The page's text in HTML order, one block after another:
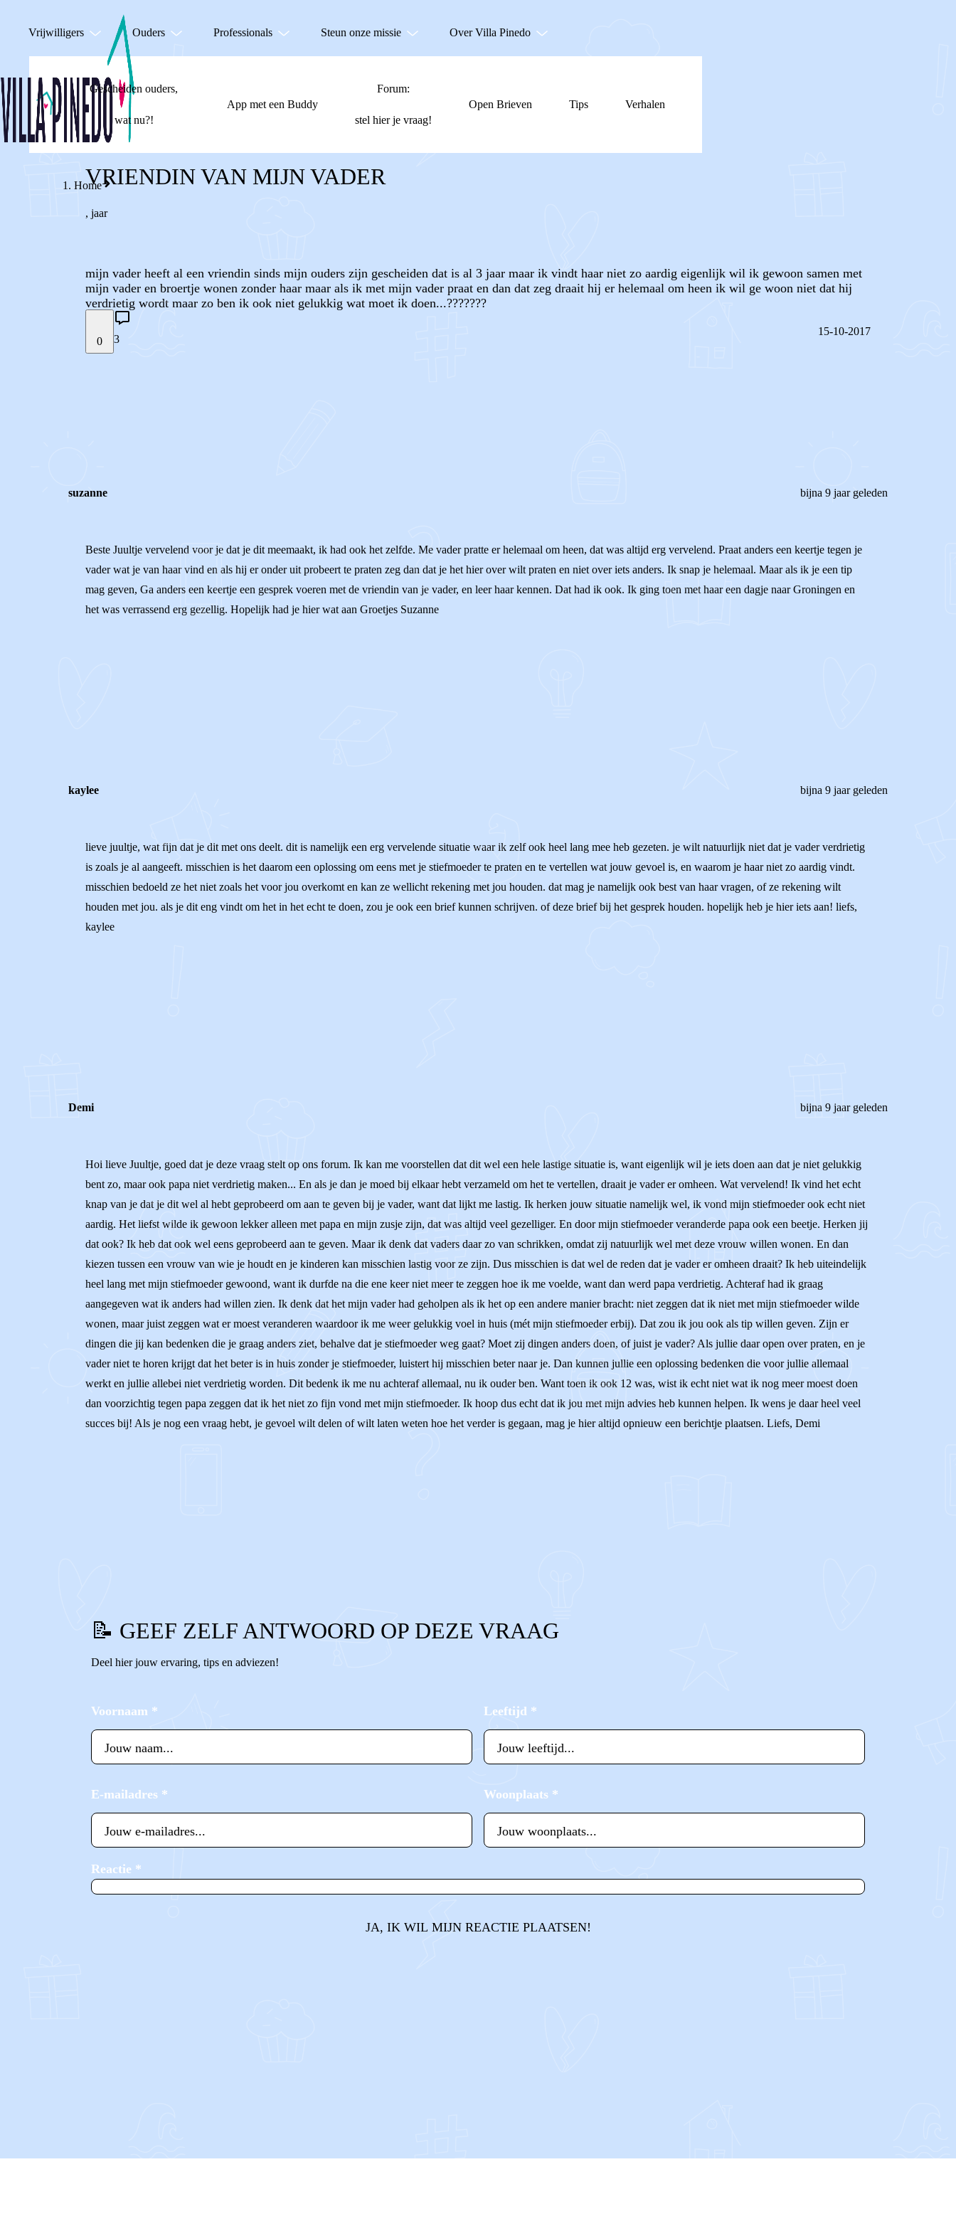
Vrijwilligers Ouders Professionals Steun onze missie Over Villa Pinedo
Gescheiden ouders,
wat nu?!
App met een Buddy
Forum:
stel hier je vraag!
Open Brieven Tips Verhalen
Home
VRIENDIN VAN MIJN VADER
, jaar
mijn vader heeft al een vriendin sinds mijn ouders zijn gescheiden dat is al 3 jaar maar ik vindt haar niet zo aardig eigenlijk wil ik gewoon samen met
mijn vader en broertje wonen zonder haar maar als ik met mijn vader praat en dan dat zeg draait hij er helemaal om heen ik wil ge woon niet dat hij
verdrietig wordt maar zo ben ik ook niet gelukkig wat moet ik doen...???????
0 3
15-10-2017
suzanne bijna 9 jaar geleden
Beste Juultje vervelend voor je dat je dit meemaakt, ik had ook het zelfde. Me vader pratte er helemaal om heen, dat was altijd erg vervelend. Praat anders een keertje tegen je
vader wat je van haar vind en als hij er onder uit probeert te praten zeg dan dat je het hier over wilt praten en niet over iets anders. Ik snap je helemaal. Maar als ik je een tip
mag geven, Ga anders een keertje een gesprek voeren met de vriendin van je vader, en leer haar kennen. Dat had ik ook. Ik ging toen met haar een dagje naar Groningen en
het was verrassend erg gezellig. Hopelijk had je hier wat aan Groetjes Suzanne
kaylee bijna 9 jaar geleden
lieve juultje, wat fijn dat je dit met ons deelt. dit is namelijk een erg vervelende situatie waar ik zelf ook heel lang mee heb gezeten. je wilt natuurlijk niet dat je vader verdrietig
is zoals je al aangeeft. misschien is het daarom een oplossing om eens met je stiefmoeder te praten en te vertellen wat jouw gevoel is, en waarom je haar niet zo aardig vindt.
misschien bedoeld ze het niet zoals het voor jou overkomt en kan ze wellicht rekening met jou houden. dat mag je namelijk ook best van haar vragen, of ze rekening wilt
houden met jou. als je dit eng vindt om het in het echt te doen, zou je ook een brief kunnen schrijven. of deze brief bij het gesprek houden. hopelijk heb je hier iets aan! liefs,
kaylee
Demi bijna 9 jaar geleden
Hoi lieve Juultje, goed dat je deze vraag stelt op ons forum. Ik kan me voorstellen dat dit wel een hele lastige situatie is, want eigenlijk wil je iets doen aan dat je niet gelukkig
bent zo, maar ook papa niet verdrietig maken... En als je dan je moed bij elkaar hebt verzameld om het te vertellen, draait je vader er omheen. Wat vervelend! Ik vind het echt
knap van je dat je dit wel al hebt geprobeerd om aan te geven bij je vader, want dat lijkt me lastig. Ik herken jouw situatie namelijk wel, ik vond mijn stiefmoeder ook echt niet
aardig. Het liefst wilde ik gewoon lekker alleen met papa en mijn zusje zijn, dat was altijd veel gezelliger. En door mijn stiefmoeder veranderde papa ook een beetje. Herken jij
dat ook? Ik heb dat ook wel eens geprobeerd aan te geven. Maar ik denk dat vaders daar zo van schrikken, omdat zij natuurlijk wel met deze vrouw willen wonen. En dan
kiezen tussen een vrouw van wie je houdt en je kinderen kan misschien lastig voor ze zijn. Dus misschien is dat wel de reden dat je vader er omheen draait? Ik heb uiteindelijk
heel lang met mijn stiefmoeder gewoond, want ik durfde na die ene keer niet meer te zeggen hoe ik me voelde, want dan werd papa verdrietig. Achteraf had ik graag
aangegeven wat ik anders had willen zien. Ik denk dat het mijn vader had geholpen als ik het op een andere manier bracht: niet zeggen dat ik niet met mijn stiefmoeder wilde
wonen, maar juist zeggen wat er moest veranderen waardoor ik me weer gelukkig voel in huis (mét mijn stiefmoeder erbij). Dat zou ik jou ook als tip willen geven. Zijn er
dingen die jij kan bedenken die je graag anders ziet, behalve dat je stiefmoeder weg gaat? Moet zij dingen anders doen, of juist je vader? Als jullie daar open over praten, en je
vader niet te horen krijgt dat het beter is in huis zonder je stiefmoeder, luistert hij misschien beter naar je. Dan kunnen jullie een oplossing bedenken die voor jullie allemaal
werkt en jullie allebei niet verdrietig worden. Dit bedenk ik me nu achteraf allemaal, nu ik ouder ben. Want toen ik ook 12 was, wist ik echt niet wat ik nog meer moest doen
dan voorzichtig tegen papa zeggen dat ik het niet zo fijn vond met mijn stiefmoeder. Ik hoop dus echt dat ik jou met mijn advies heb kunnen helpen. Ik wens je daar heel veel
succes bij! Als je nog een vraag hebt, je gevoel wilt delen of wilt laten weten hoe het verder is gegaan, mag je hier altijd opnieuw een berichtje plaatsen. Liefs, Demi
📝 GEEF ZELF ANTWOORD OP DEZE VRAAG
Deel hier jouw ervaring, tips en adviezen!
Voornaam * Leeftijd *
E-mailadres * Woonplaats *
Reactie *
JA, IK WIL MIJN REACTIE PLAATSEN!